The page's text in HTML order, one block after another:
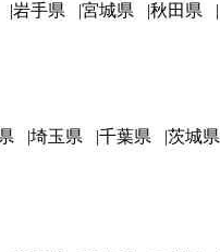
岩手県 宮城県
秋田県
埼玉県 千葉県
茨城県